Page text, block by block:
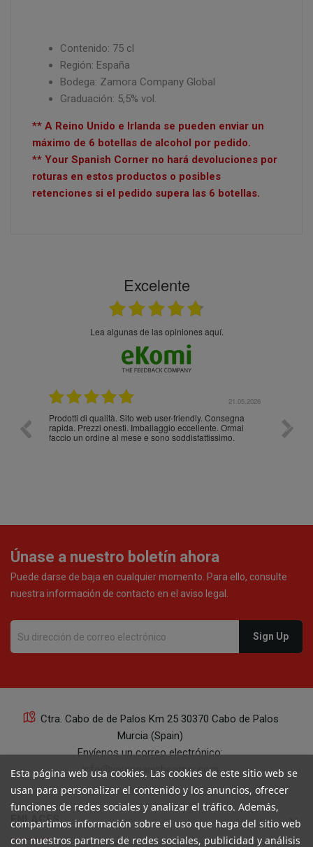
Contenido: 75 cl
Región: España
Bodega: Zamora Company Global
Graduación: 5,5% vol.
** A Reino Unido e Irlanda se pueden enviar un
máximo de 6 botellas de alcohol por pedido.
** Your Spanish Corner no hará devoluciones por
roturas en estos productos o posibles
retenciones si el pedido supera las 6 botellas.
Excelente
Lea algunas de las opiniones aquí.
21.05.2026
Prodotti di qualità. Sito web user-friendly. Consegna
rapida. Prezzi onesti. Imballaggio eccellente. Ormai
faccio un ordine al mese e sono soddisfattissimo.
10/10
Únase a nuestro boletín ahora
Puede darse de baja en cualquier momento. Para ello, consulte
nuestra información de contacto en el aviso legal.
Ctra. Cabo de de Palos Km 25 30370 Cabo de Palos
Murcia (Spain)
Envíenos un correo electrónico:
info@yourspanishcorner.com
+34 647 29 98 21 de 9 a 14:30
ENLACES keyboard_arrow_down
Esta página web usa cookies. Las cookies de este sitio web se
usan para personalizar el contenido y los anuncios, ofrecer
funciones de redes sociales y analizar el tráfico. Además,
compartimos información sobre el uso que haga del sitio web
con nuestros partners de redes sociales, publicidad y análisis